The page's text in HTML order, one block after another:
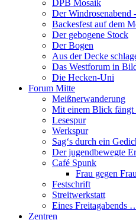
DPB Mosaik
Der Windrosenabend
Backesfest auf dem
Der gebogene Stock
Der Bogen
Aus der Decke
Das Westforum in
Die Hecken-Uni
Forum Mitte
Meißnerwanderung
Mit einem Blick fängt
Lesespur
Werkspur
Sag‘s durch ein
Der jugendbewegte
Café Spunk
Frau gegen
Festschrift
Streitwerkstatt
Eines Freitagabends
Zentren